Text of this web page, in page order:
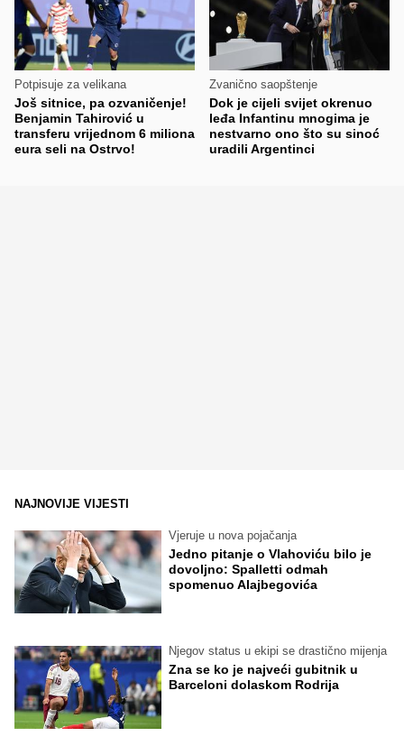
Potpisuje za velikana
Još sitnice, pa ozvaničenje!
Benjamin Tahirović u
transferu vrijednom 6 miliona
eura seli na Ostrvo!
Zvanično saopštenje
Dok je cijeli svijet okrenuo
leđa Infantinu mnogima je
nestvarno ono što su sinoć
uradili Argentinci
NAJNOVIJE VIJESTI
Vjeruje u nova pojačanja
Jedno pitanje o Vlahoviću bilo je
dovoljno: Spalletti odmah
spomenuo Alajbegovića
Njegov status u ekipi se drastično mijenja
Zna se ko je najveći gubitnik u
Barceloni dolaskom Rodrija